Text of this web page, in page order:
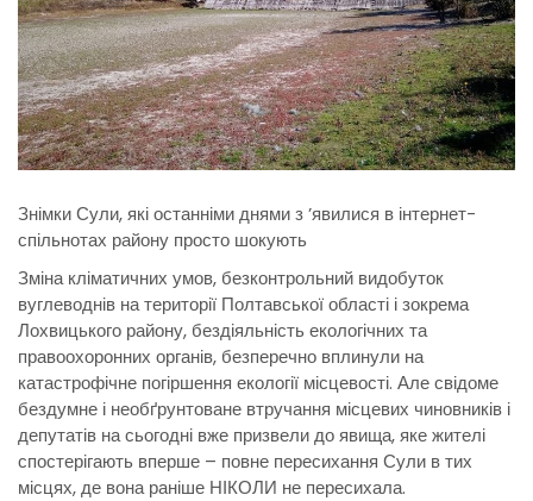
Знімки Сули, які останніми днями з ’явилися в інтернет-
спільнотах району просто шокують
Зміна кліматичних умов, безконтрольний видобуток
вуглеводнів на території Полтавської області і зокрема
Лохвицького району, бездіяльність екологічних та
правоохоронних органів, безперечно вплинули на
катастрофічне погіршення екології місцевості. Але свідоме
бездумне і необґрунтоване втручання місцевих чиновників і
депутатів на сьогодні вже призвели до явища, яке жителі
спостерігають вперше – повне пересихання Сули в тих
місцях, де вона раніше НІКОЛИ не пересихала.